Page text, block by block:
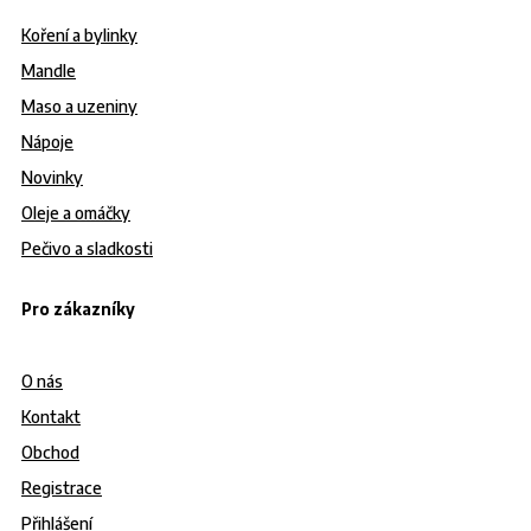
Koření a bylinky
Mandle
Maso a uzeniny
Nápoje
Novinky
Oleje a omáčky
Pečivo a sladkosti
Pro zákazníky
O nás
Kontakt
Obchod
Registrace
Přihlášení